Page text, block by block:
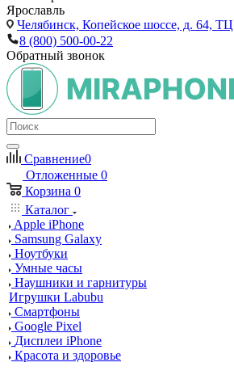
Ярославль
Челябинск, Копейское шоссе, д. 64,
8 (800) 500-00-22
Обратный звонок
Сравнение0
Отложенные 0
Корзина 0
Каталог
Apple iPhone
Samsung Galaxy
Ноутбуки
Умные часы
Наушники и гарнитуры
Игрушки Labubu
Смартфоны
Google Pixel
Дисплеи iPhone
Красота и здоровье